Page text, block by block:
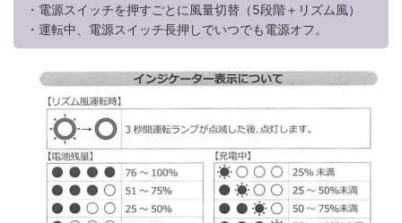
・電源スイッチを押すごとに風量切替（5段階＋リズム風）
・運転中、電源スイッチ長押しでいつでも電源オフ。